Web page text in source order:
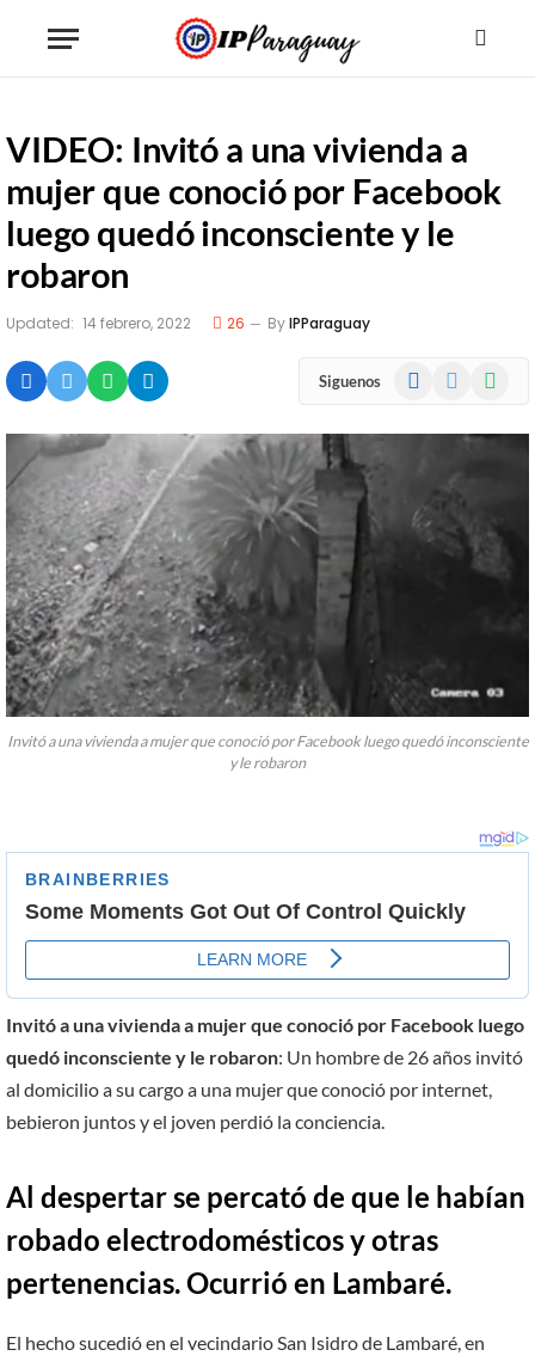
VIDEO: Invitó a una vivienda a
mujer que conoció por Facebook
luego quedó inconsciente y le
robaron
Updated: 14 febrero, 2022 26 ByIPParaguay
Siguenos Facebook
Invitó a una vivienda a mujer que conoció por Facebook luego quedó inconsciente
y le robaron
Invitó a una vivienda a mujer que conoció por Facebook luego
quedó inconsciente y le robaron: Un hombre de 26 años invitó
al domicilio a su cargo a una mujer que conoció por internet,
bebieron juntos y el joven perdió la conciencia.
Al despertar se percató de que le habían
robado electrodomésticos y otras
pertenencias. Ocurrió en Lambaré.
El hecho sucedió en el vecindario San Isidro de Lambaré, en